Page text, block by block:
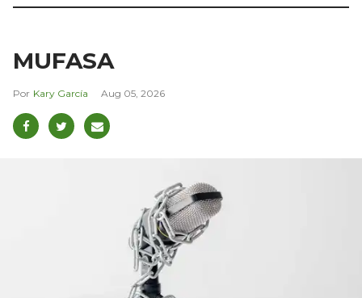
MUFASA
Kary García Aug 05, 2026